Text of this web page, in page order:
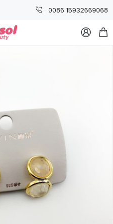
0086 15932669068
 